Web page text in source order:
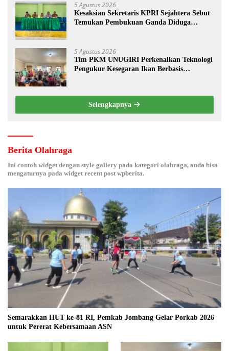
5 Agustus 2026
Kesaksian Sekretaris KPRI Sejahtera Sebut
Temukan Pembukuan Ganda Diduga
5 Agustus 2026
Tim PKM UNUGIRI Perkenalkan Teknologi
Pengukur Kesegaran Ikan Berbasis
Selengkapnya
Berita Olahraga
Ini contoh widget dengan style gallery pada kategori olahraga, anda bisa
mengaturnya pada widget recent post wpberita.
Semarakkan HUT ke-81 RI, Pemkab Jombang Gelar Porkab 2026
untuk Pererat Kebersamaan ASN